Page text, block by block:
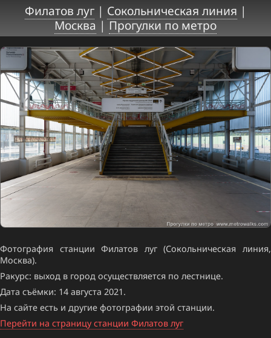
Филатов луг| Сокольническая линия |
Москва |Прогулки по метро
Фотография станции Филатов луг (Сокольническая линия,
Москва).
Ракурс: выход в город осуществляется по лестнице.
Дата съёмки: 14 августа 2021.
На сайте есть и другие фотографии этой станции.
Перейти на страницу станции Филатов луг